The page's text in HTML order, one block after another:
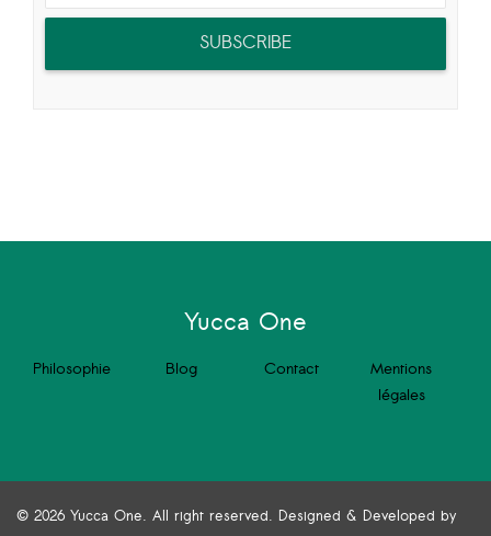
SUBSCRIBE
Yucca One
Philosophie Blog Contact
Mentions
légales
© 2026 Yucca One. All right reserved. Designed & Developed by